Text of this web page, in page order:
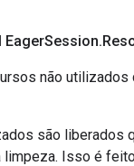
EagerSession.
não
são liberados
limpeza. Isso é